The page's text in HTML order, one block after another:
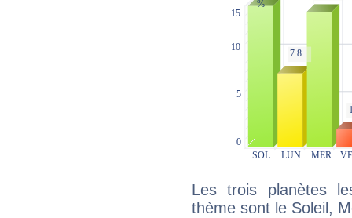
Les trois planètes
thème sont le Soleil,